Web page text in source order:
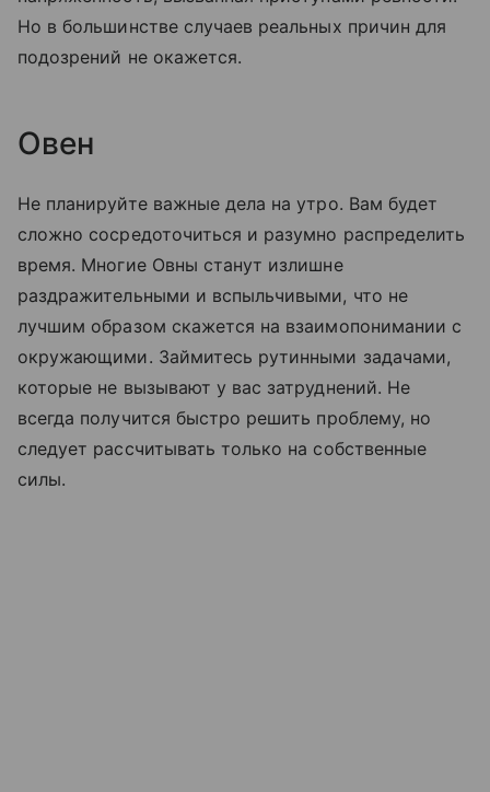
Но в большинстве случаев реальных причин для
подозрений не окажется.
Овен
Не планируйте важные дела на утро. Вам будет
сложно сосредоточиться и разумно распределить
время. Многие Овны станут излишне
раздражительными и вспыльчивыми, что не
лучшим образом скажется на взаимопонимании с
окружающими. Займитесь рутинными задачами,
которые не вызывают у вас затруднений. Не
всегда получится быстро решить проблему, но
следует рассчитывать только на собственные
силы.